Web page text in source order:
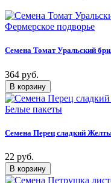
Семена Томат Уральский
364 руб.
Семена Перец сладкий
22 руб.